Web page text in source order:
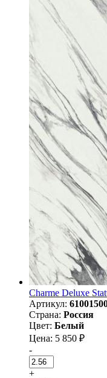
Charme Deluxe
Артикул:
Страна: Россия
Цвет: Белый
Цена: 5 850 ₽
-
+